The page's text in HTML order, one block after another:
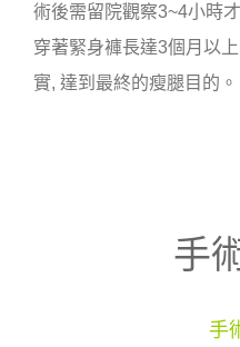
術後需留院觀察3~4小時
穿著緊身褲長達3個月以
實, 達到最終的瘦腿目的。
手
手